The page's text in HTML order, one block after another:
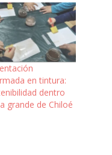
en tintura:
dentro
grande de Chiloé